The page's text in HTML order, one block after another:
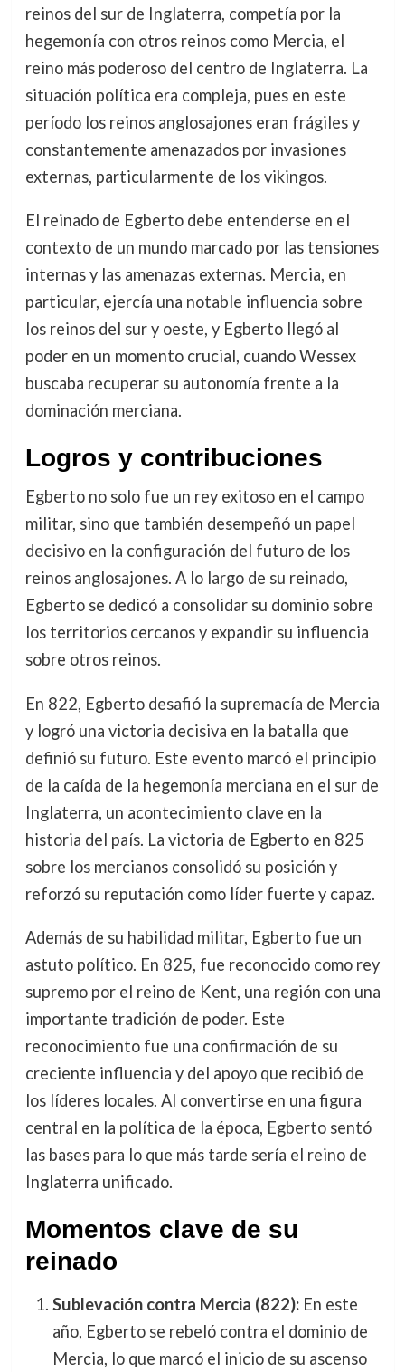
reinos del sur de Inglaterra, competía por la
hegemonía con otros reinos como Mercia, el
reino más poderoso del centro de Inglaterra. La
situación política era compleja, pues en este
período los reinos anglosajones eran frágiles y
constantemente amenazados por invasiones
externas, particularmente de los vikingos.
El reinado de Egberto debe entenderse en el
contexto de un mundo marcado por las tensiones
internas y las amenazas externas. Mercia, en
particular, ejercía una notable influencia sobre
los reinos del sur y oeste, y Egberto llegó al
poder en un momento crucial, cuando Wessex
buscaba recuperar su autonomía frente a la
dominación merciana.
Logros y contribuciones
Egberto no solo fue un rey exitoso en el campo
militar, sino que también desempeñó un papel
decisivo en la configuración del futuro de los
reinos anglosajones. A lo largo de su reinado,
Egberto se dedicó a consolidar su dominio sobre
los territorios cercanos y expandir su influencia
sobre otros reinos.
En 822, Egberto desafió la supremacía de Mercia
y logró una victoria decisiva en la batalla que
definió su futuro. Este evento marcó el principio
de la caída de la hegemonía merciana en el sur de
Inglaterra, un acontecimiento clave en la
historia del país. La victoria de Egberto en 825
sobre los mercianos consolidó su posición y
reforzó su reputación como líder fuerte y capaz.
Además de su habilidad militar, Egberto fue un
astuto político. En 825, fue reconocido como rey
supremo por el reino de Kent, una región con una
importante tradición de poder. Este
reconocimiento fue una confirmación de su
creciente influencia y del apoyo que recibió de
los líderes locales. Al convertirse en una figura
central en la política de la época, Egberto sentó
las bases para lo que más tarde sería el reino de
Inglaterra unificado.
Momentos clave de su
reinado
Sublevación contra Mercia (822):En este
año, Egberto se rebeló contra el dominio de
Mercia, lo que marcó el inicio de su ascenso